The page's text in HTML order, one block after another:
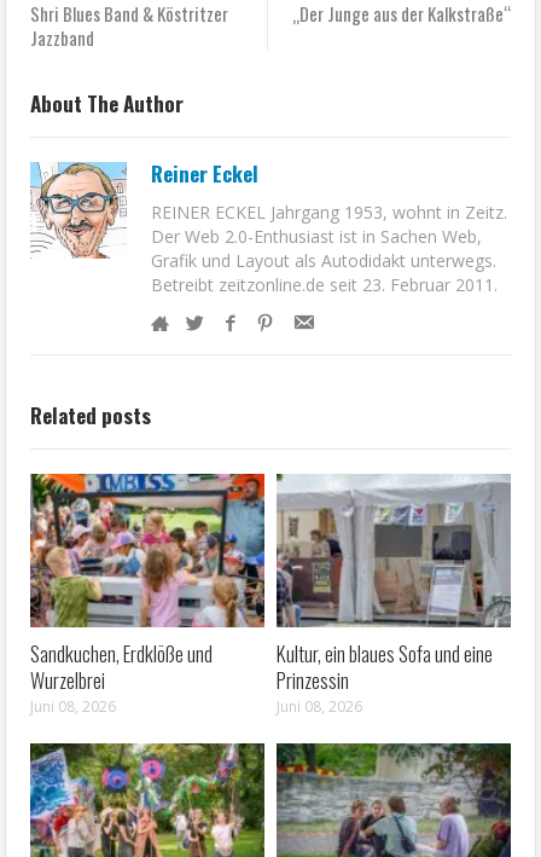
Shri Blues Band & Köstritzer
Jazzband
„Der Junge aus der Kalkstraße“
About The Author
Reiner Eckel
REINER ECKEL Jahrgang 1953, wohnt in Zeitz.
Der Web 2.0-Enthusiast ist in Sachen Web,
Grafik und Layout als Autodidakt unterwegs.
Betreibt zeitzonline.de seit 23. Februar 2011.
Related posts
Sandkuchen, Erdklöße und
Wurzelbrei
Juni 08, 2026
Kultur, ein blaues Sofa und eine
Prinzessin
Juni 08, 2026